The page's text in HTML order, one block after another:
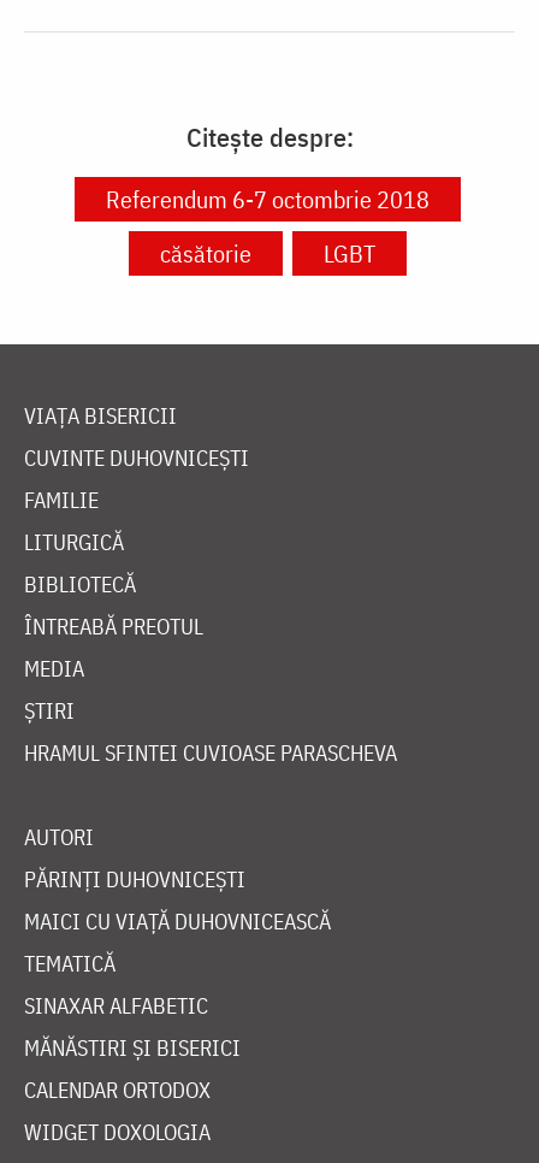
Citește despre:
Referendum 6-7 octombrie 2018
căsătorie
LGBT
VIAȚA BISERICII
CUVINTE DUHOVNICEȘTI
FAMILIE
LITURGICĂ
BIBLIOTECĂ
ÎNTREABĂ PREOTUL
MEDIA
ȘTIRI
HRAMUL SFINTEI CUVIOASE PARASCHEVA
AUTORI
PĂRINȚI DUHOVNICEȘTI
MAICI CU VIAȚĂ DUHOVNICEASCĂ
TEMATICĂ
SINAXAR ALFABETIC
MĂNĂSTIRI ȘI BISERICI
CALENDAR ORTODOX
WIDGET DOXOLOGIA